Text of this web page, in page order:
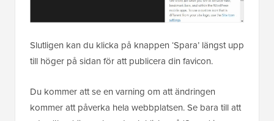
Slutligen kan du klicka på knappen ‘Spara’ längst upp
till höger på sidan för att publicera din favicon.
Du kommer att se en varning om att ändringen
kommer att påverka hela webbplatsen. Se bara till att